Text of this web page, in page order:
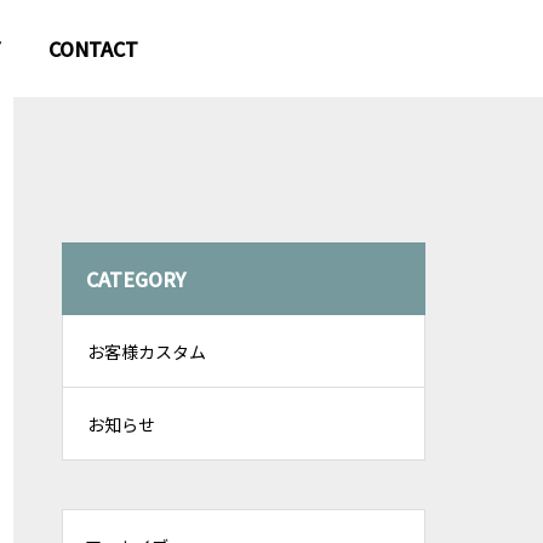
CONTACT
CATEGORY
お客様カスタム
お知らせ